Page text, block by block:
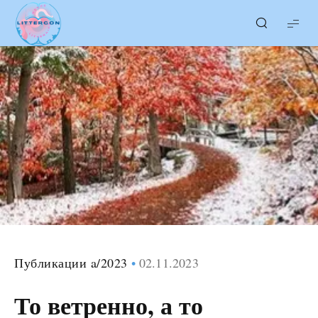
LITTERcon
Публикации a/2023 02.11.2023
То ветренно, а то